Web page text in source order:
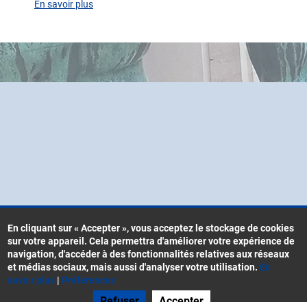
En savoir plus
Menu
Pied
Contacts
CGU
Mentions légales
En cliquant sur « Accepter », vous acceptez le stockage de cookies
sur votre appareil. Cela permettra d'améliorer votre expérience de
navigation, d'accéder à des fonctionnalités relatives aux réseaux
et médias sociaux, mais aussi d'analyser votre utilisation. En
savoir plus | Préférences